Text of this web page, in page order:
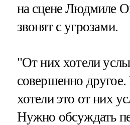
на сцене Людмиле
звонят с угрозами.
"От них хотели
совершенно
хотели это от них
Нужно обсуждать